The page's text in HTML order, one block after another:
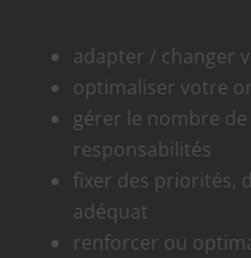
adapter / changer
optimaliser votre
gérer le nombre
responsabilités
fixer des priorités,
adéquat
renforcer ou